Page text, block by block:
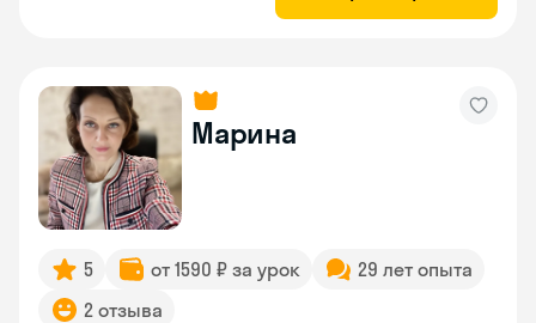
Марина
5 от 1590 ₽ за урок
29 лет опыта
2 отзыва